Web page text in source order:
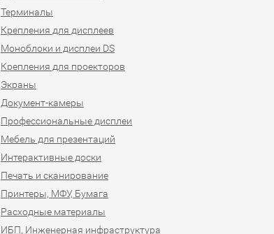
Терминалы
Крепления для дисплеев
Моноблоки и дисплеи DS
Крепления для проекторов
Экраны
Документ-камеры
Профессиональные дисплеи
Мебель для презентаций
Интерактивные доски
Печать и сканирование
Принтеры, МФУ, Бумага
Расходные материалы
ИБП, Инженерная инфраструктура